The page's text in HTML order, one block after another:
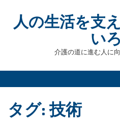
content人の生活を支
い
介護の道に進む人に
タグ:技術